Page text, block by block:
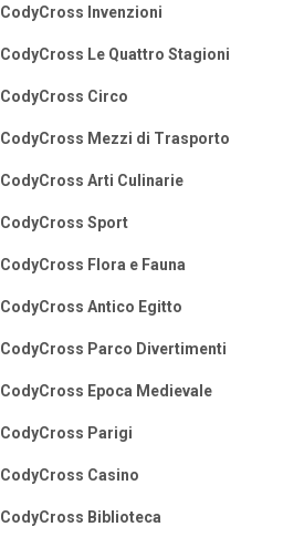
CodyCross Invenzioni
CodyCross Le Quattro Stagioni
CodyCross Circo
CodyCross Mezzi di Trasporto
CodyCross Arti Culinarie
CodyCross Sport
CodyCross Flora e Fauna
CodyCross Antico Egitto
CodyCross Parco Divertimenti
CodyCross Epoca Medievale
CodyCross Parigi
CodyCross Casino
CodyCross Biblioteca